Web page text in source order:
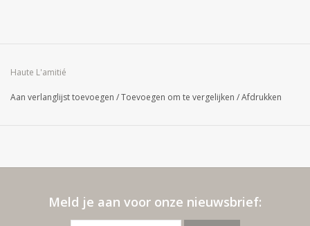
Haute L'amitié
Aan verlanglijst toevoegen /Toevoegen om te vergelijken /Afdrukken
Meld je aan voor onze nieuwsbrief: